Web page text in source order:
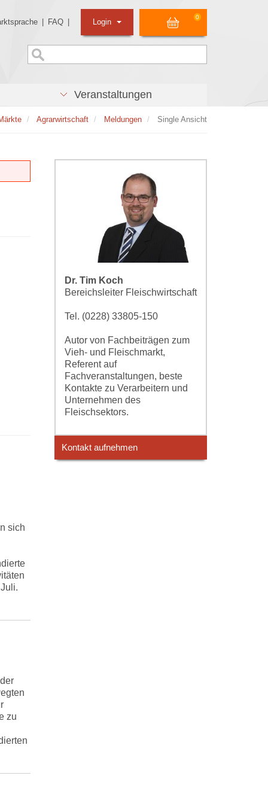
FAQ
0
Login
Veranstaltungen
Agrarwirtschaft Meldungen Single Ansicht
sich
zu
Dr. Tim Koch
Bereichsleiter Fleischwirtschaft
Tel. (0228) 33805-150
Autor von Fachbeiträgen zum
Vieh- und Fleischmarkt,
Referent auf
Fachveranstaltungen, beste
Kontakte zu Verarbeitern und
Unternehmen des
Fleischsektors.
Kontakt aufnehmen